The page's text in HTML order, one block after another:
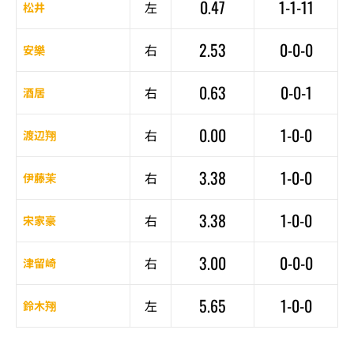
松井 左 0.47 1-1-11
安樂 右 2.53 0-0-0
酒居 右 0.63 0-0-1
渡辺翔 右 0.00 1-0-0
伊藤茉 右 3.38 1-0-0
宋家豪 右 3.38 1-0-0
津留崎 右 3.00 0-0-0
鈴木翔 左 5.65 1-0-0